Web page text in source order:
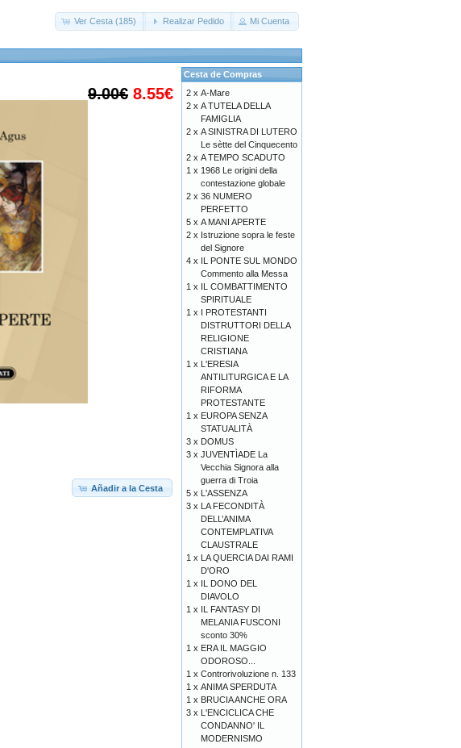
Ver Cesta (185) Realizar Pedido Mi Cuenta
9.00€ 8.55€
Añadir a la Cesta
Cesta de Compras
2 x A-Mare
2 x A TUTELA DELLA
FAMIGLIA
2 x A SINISTRA DI LUTERO
Le sètte del Cinquecento
2 x A TEMPO SCADUTO
1 x 1968 Le origini della
contestazione globale
2 x 36 NUMERO
PERFETTO
5 x A MANI APERTE
2 x Istruzione sopra le feste
del Signore
4 x IL PONTE SUL MONDO
Commento alla Messa
1 x IL COMBATTIMENTO
SPIRITUALE
1 x I PROTESTANTI
DISTRUTTORI DELLA
RELIGIONE
CRISTIANA
1 x L'ERESIA
ANTILITURGICA E LA
RIFORMA
PROTESTANTE
1 x EUROPA SENZA
STATUALITÀ
3 x DOMUS
3 x JUVENTÌADE La
Vecchia Signora alla
guerra di Troia
5 x L'ASSENZA
3 x LA FECONDITÀ
DELL’ANIMA
CONTEMPLATIVA
CLAUSTRALE
1 x LA QUERCIA DAI RAMI
D'ORO
1 x IL DONO DEL
DIAVOLO
1 x IL FANTASY DI
MELANIA FUSCONI
sconto 30%
1 x ERA IL MAGGIO
ODOROSO...
1 x Controrivoluzione n. 133
1 x ANIMA SPERDUTA
1 x BRUCIA ANCHE ORA
3 x L'ENCICLICA CHE
CONDANNO' IL
MODERNISMO